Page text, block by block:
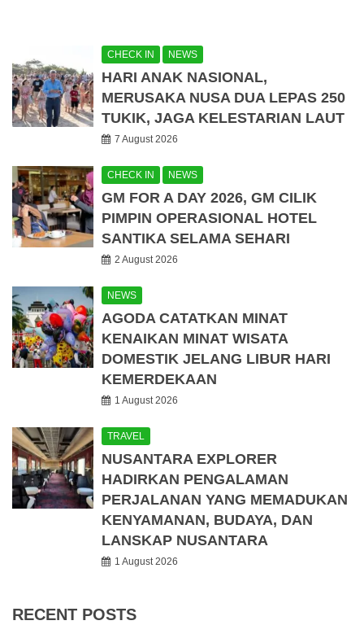
CHECK IN NEWS
HARI ANAK NASIONAL,
MERUSAKA NUSA DUA LEPAS 250
TUKIK, JAGA KELESTARIAN LAUT
7 August 2026
CHECK IN NEWS
GM FOR A DAY 2026, GM CILIK
PIMPIN OPERASIONAL HOTEL
SANTIKA SELAMA SEHARI
2 August 2026
NEWS
AGODA CATATKAN MINAT
KENAIKAN MINAT WISATA
DOMESTIK JELANG LIBUR HARI
KEMERDEKAAN
1 August 2026
TRAVEL
NUSANTARA EXPLORER
HADIRKAN PENGALAMAN
PERJALANAN YANG MEMADUKAN
KENYAMANAN, BUDAYA, DAN
LANSKAP NUSANTARA
1 August 2026
RECENT POSTS